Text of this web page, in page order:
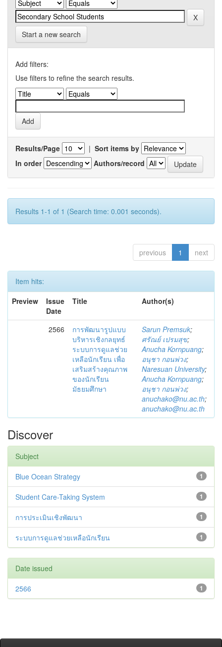
Start a new search
Add filters:
Use filters to refine the search results.
Results/Page | Sort items by
In order
Authors/record
Results 1-1 of 1 (Search time: 0.001 seconds).
previous 1 next
Item hits:
Preview
Issue
Date
Title Author(s)
2566
การพัฒนารูปแบบ
บริหารเชิงกลยุทธ์
ระบบการดูแลช่วย
เหลือนักเรียน เพื่อ
เสริมสร้างคุณภาพ
ของนักเรียน
มัธยมศึกษา
Sarun Premsuk;
ศรัณย์ เปรมสุข;
Anucha Kornpuang;
อนุชา กอนพ่วง;
Naresuan University;
Anucha Kornpuang;
อนุชา กอนพ่วง;
anuchako@nu.ac.th;
anuchako@nu.ac.th
Discover
Subject
1
Blue Ocean Strategy
1
Student Care-Taking System
1
การประเมินเชิงพัฒนา
1
ระบบการดูแลช่วยเหลือนักเรียน
Date issued
1
2566